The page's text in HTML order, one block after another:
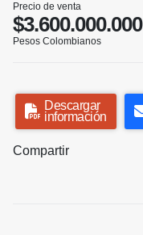
Precio de venta
$3.600.000.000
Pesos Colombianos
Descargar
información
Compartir